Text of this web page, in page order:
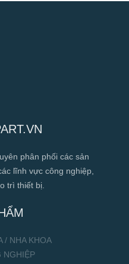
phân phối các sản
lĩnh vực công nghiệp,
trì thiết bị.
/ NHA KHOA
NGHIỆP